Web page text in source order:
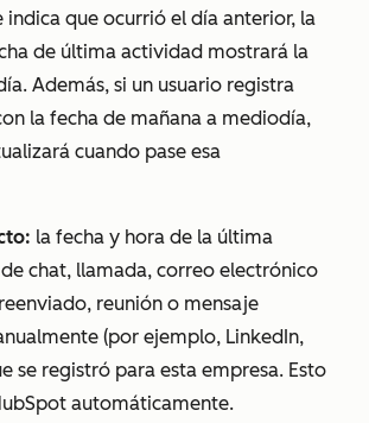
indica que ocurrió el día anterior, la
de última actividad mostrará la
Además, si un usuario registra
la fecha de mañana a mediodía,
cuando pase esa
la fecha y hora de la última
chat, llamada, correo electrónico
reunión o mensaje
(por ejemplo, LinkedIn,
se registró para esta empresa. Esto
automáticamente.